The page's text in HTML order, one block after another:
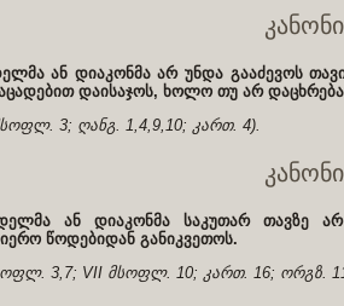
ან დიაკონმა არ უნდა გააძევოს
დაისაჯოს, ხოლო თუ არ
3; ღანგ. 1,4,9,10; კართ. 4).
ან დიაკონმა საკუთარ თავზე
წოდებიდან განიკვეთოს.
3,7; VII მსოფლ. 10; კართ. 16; ორგზ.